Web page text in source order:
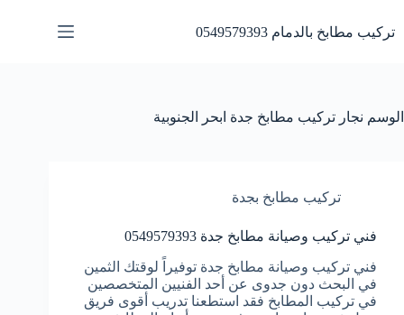
المحتوى
تركيب مطابخ بالدمام 0549579393
الوسم نجار تركيب مطابخ جدة ابحر الجنوبية
تركيب مطابخ بجدة
فني تركيب وصيانة مطابخ جدة 0549579393
فني تركيب وصيانة مطابخ جدة توفيراً لوقتك الثمين
في البحث دون جدوى عن أحد الفنيين المتخصصين
في تركيب المطابخ فقد استطعنا تدريب أقوى فريق